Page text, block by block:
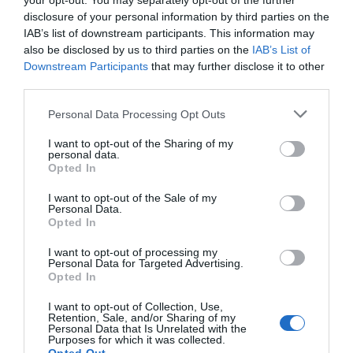
disclosure of your personal information by third parties on the
IAB’s list of downstream participants. This information may
also be disclosed by us to third parties on the IAB’s List of
Downstream Participants that may further disclose it to other
Personal Data Processing Opt Outs
I want to opt-out of the Sharing of my
personal data.
Opted In
I want to opt-out of the Sale of my
Personal Data.
Opted In
I want to opt-out of processing my
Personal Data for Targeted Advertising.
Opted In
I want to opt-out of Collection, Use,
Retention, Sale, and/or Sharing of my
Personal Data that Is Unrelated with the
Purposes for which it was collected.